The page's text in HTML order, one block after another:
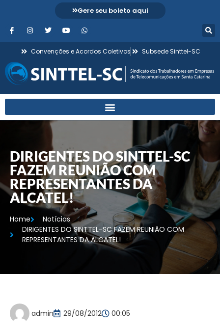
Gere seu boleto aqui
Convenções e Acordos Coletivos Subsede Sinttel-SC
DIRIGENTES DO SINTTEL-SC
FAZEM REUNIÃO COM
REPRESENTANTES DA
ALCATEL!
Home
Notícias
DIRIGENTES DO SINTTEL-SC FAZEM REUNIÃO COM
REPRESENTANTES DA ALCATEL!
admin 29/08/2012 00:05